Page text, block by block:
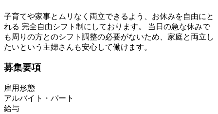
子育てや家事とムリなく両立できるよう、お休みを自由にと
れる 完全自由シフト制にしております。 当日の急な休みで
も周りの方とのシフト調整の必要がないため、家庭と両立し
たいという主婦さんも安心して働けます。
募集要項
雇用形態
アルバイト・パート
給与